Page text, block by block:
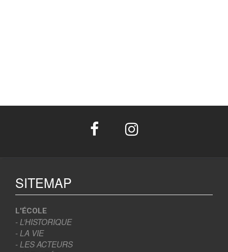
SITEMAP
L'ÉCOLE
- L’HISTORIQUE
- LA VIE
- LES ACTEURS